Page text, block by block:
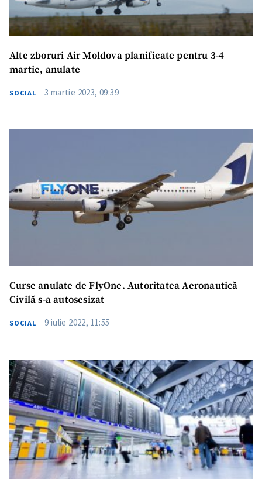
Alte zboruri Air Moldova planificate pentru 3-4
martie, anulate
SOCIAL 3 martie 2023, 09:39
Curse anulate de FlyOne. Autoritatea Aeronautică
Civilă s-a autosesizat
SOCIAL 9 iulie 2022, 11:55
ȘTIREA MEA
Fotografie
+ Încarcă imagine
Link media
+ Link media
Mesajul știrei
+ Mesajul știrei